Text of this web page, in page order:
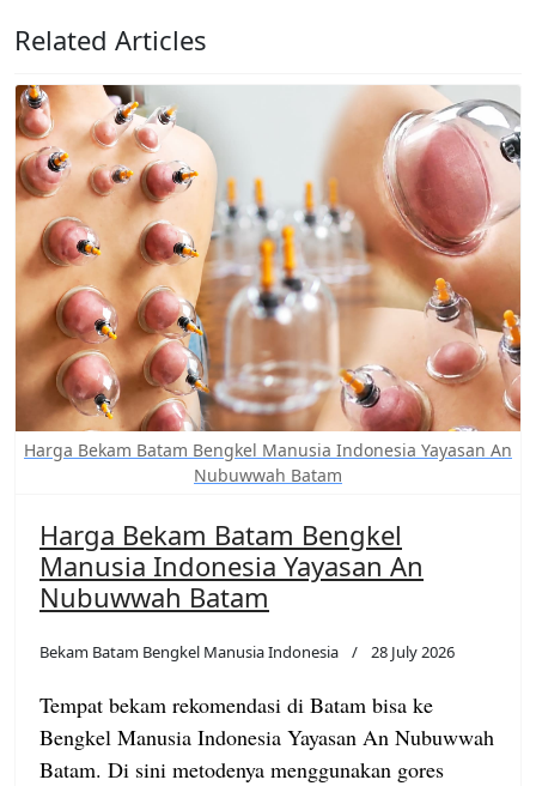
Related Articles
Harga Bekam Batam Bengkel Manusia Indonesia Yayasan An
Nubuwwah Batam
Harga Bekam Batam Bengkel
Manusia Indonesia Yayasan An
Nubuwwah Batam
Bekam Batam Bengkel Manusia Indonesia 28 July 2026
Tempat bekam rekomendasi di Batam bisa ke
Bengkel Manusia Indonesia Yayasan An Nubuwwah
Batam. Di sini metodenya menggunakan gores